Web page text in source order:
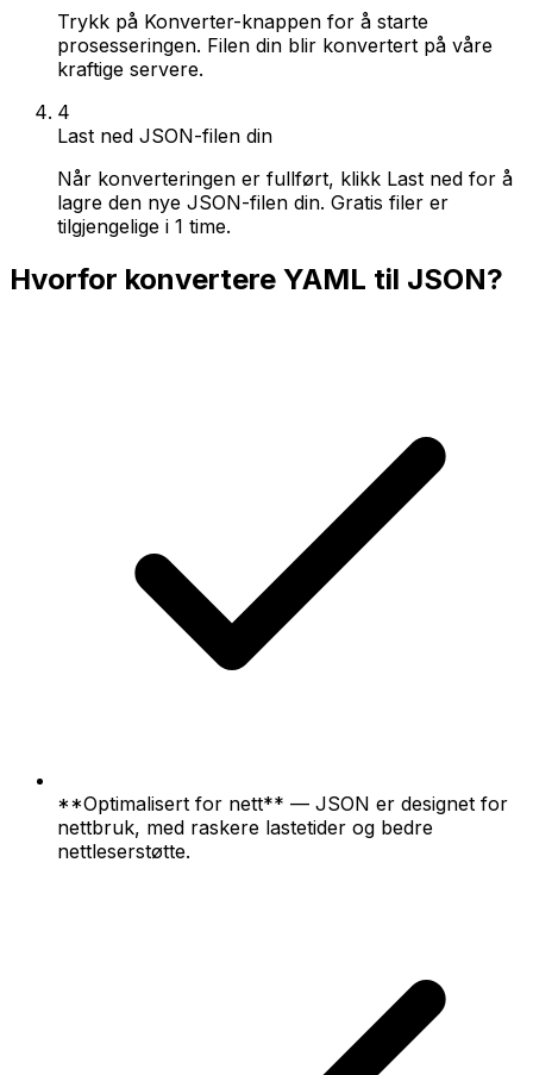
Trykk på Konverter-knappen for å starte
prosesseringen. Filen din blir konvertert på våre
kraftige servere.
4
Last ned JSON-filen din
Når konverteringen er fullført, klikk Last ned for å
lagre den nye JSON-filen din. Gratis filer er
tilgjengelige i 1 time.
Hvorfor konvertere YAML til JSON?
**Optimalisert for nett** — JSON er designet for
nettbruk, med raskere lastetider og bedre
nettleserstøtte.